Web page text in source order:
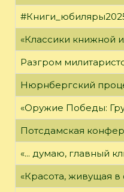
«Классики книжной
Разгром
Нюрнбергский
«Оружие Победы:
Потсдамская
«... думаю, главный
«Красота, живущая в